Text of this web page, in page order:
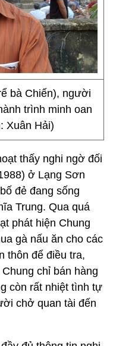
bà Chiến), người
trình minh oan
Xuân Hải)
thấy nghi ngờ đối
ở Lạng Sơn
đẻ đang sống
Trung. Qua quá
phát hiện Chung
gà nấu ăn cho các
thôn để điều tra,
chỉ bán hàng
còn rất nhiệt tình tự
chở quan tài đến